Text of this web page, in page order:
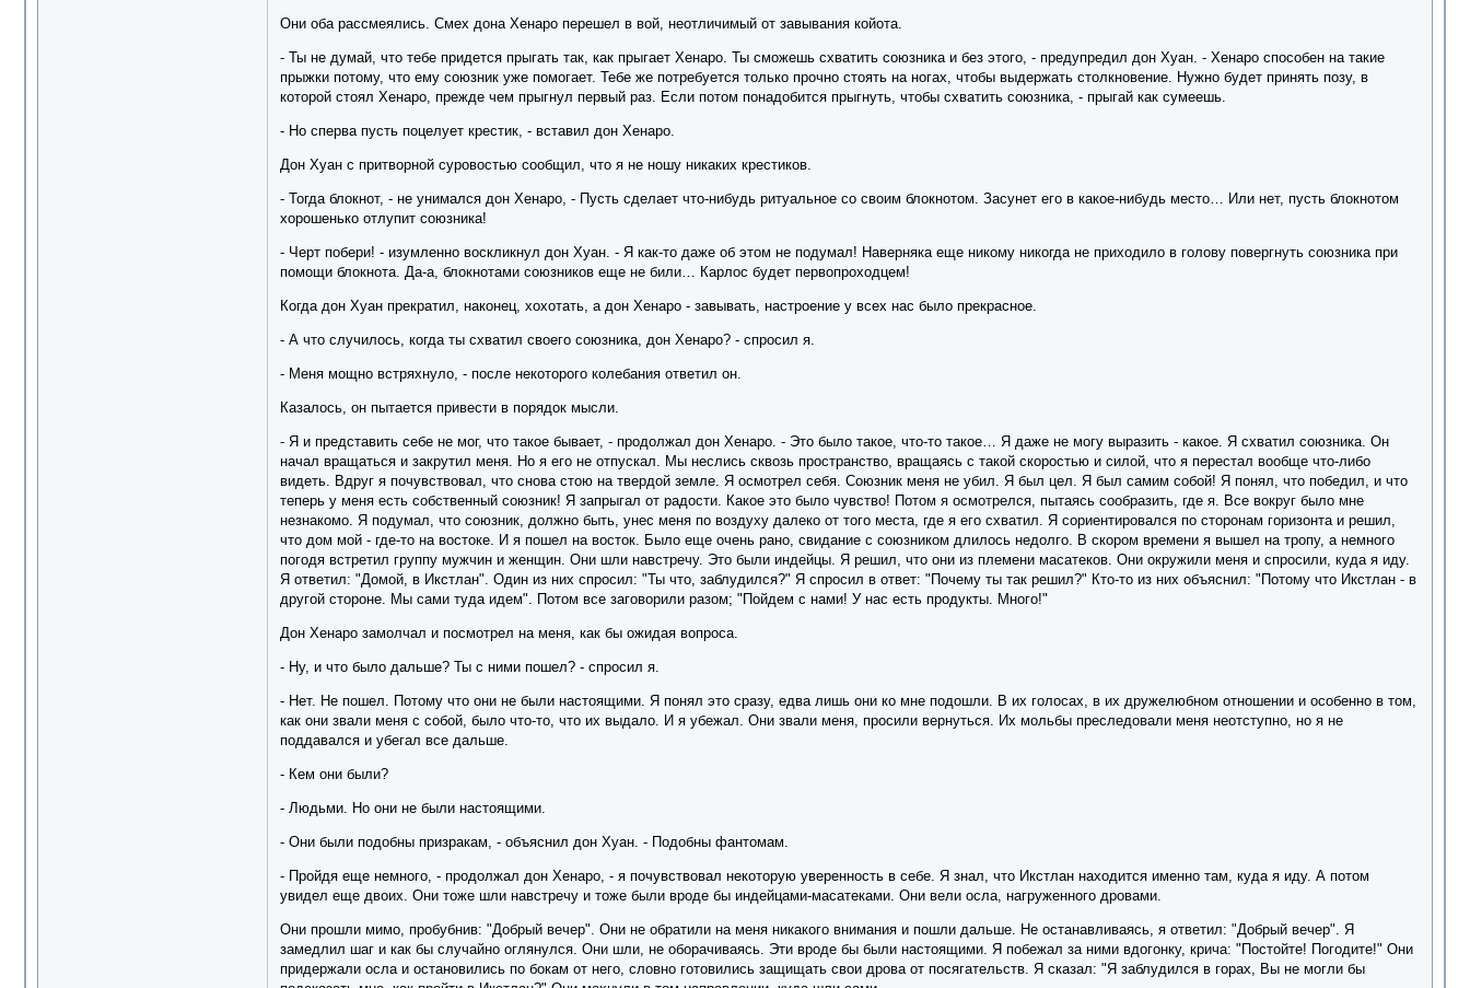
Они оба рассмеялись. Смех дона Хенаро перешел в вой, неотличимый от завывания койота.
- Ты не думай, что тебе придется прыгать так, как прыгает Хенаро. Ты сможешь схватить союзника и без этого, - предупредил дон Хуан. - Хенаро способен на такие
прыжки потому, что ему союзник уже помогает. Тебе же потребуется только прочно стоять на ногах, чтобы выдержать столкновение. Нужно будет принять позу, в
которой стоял Хенаро, прежде чем прыгнул первый раз. Если потом понадобится прыгнуть, чтобы схватить союзника, - прыгай как сумеешь.
- Но сперва пусть поцелует крестик, - вставил дон Хенаро.
Дон Хуан с притворной суровостью сообщил, что я не ношу никаких крестиков.
- Тогда блокнот, - не унимался дон Хенаро, - Пусть сделает что-нибудь ритуальное со своим блокнотом. Засунет его в какое-нибудь место… Или нет, пусть блокнотом
хорошенько отлупит союзника!
- Черт побери! - изумленно воскликнул дон Хуан. - Я как-то даже об этом не подумал! Наверняка еще никому никогда не приходило в голову повергнуть союзника при
помощи блокнота. Да-а, блокнотами союзников еще не били… Карлос будет первопроходцем!
Когда дон Хуан прекратил, наконец, хохотать, а дон Хенаро - завывать, настроение у всех нас было прекрасное.
- А что случилось, когда ты схватил своего союзника, дон Хенаро? - спросил я.
- Меня мощно встряхнуло, - после некоторого колебания ответил он.
Казалось, он пытается привести в порядок мысли.
- Я и представить себе не мог, что такое бывает, - продолжал дон Хенаро. - Это было такое, что-то такое… Я даже не могу выразить - какое. Я схватил союзника. Он
начал вращаться и закрутил меня. Но я его не отпускал. Мы неслись сквозь пространство, вращаясь с такой скоростью и силой, что я перестал вообще что-либо
видеть. Вдруг я почувствовал, что снова стою на твердой земле. Я осмотрел себя. Союзник меня не убил. Я был цел. Я был самим собой! Я понял, что победил, и что
теперь у меня есть собственный союзник! Я запрыгал от радости. Какое это было чувство! Потом я осмотрелся, пытаясь сообразить, где я. Все вокруг было мне
незнакомо. Я подумал, что союзник, должно быть, унес меня по воздуху далеко от того места, где я его схватил. Я сориентировался по сторонам горизонта и решил,
что дом мой - где-то на востоке. И я пошел на восток. Было еще очень рано, свидание с союзником длилось недолго. В скором времени я вышел на тропу, а немного
погодя встретил группу мужчин и женщин. Они шли навстречу. Это были индейцы. Я решил, что они из племени масатеков. Они окружили меня и спросили, куда я иду.
Я ответил: "Домой, в Икстлан". Один из них спросил: "Ты что, заблудился?" Я спросил в ответ: "Почему ты так решил?" Кто-то из них объяснил: "Потому что Икстлан - в
другой стороне. Мы сами туда идем". Потом все заговорили разом; "Пойдем с нами! У нас есть продукты. Много!"
Дон Хенаро замолчал и посмотрел на меня, как бы ожидая вопроса.
- Ну, и что было дальше? Ты с ними пошел? - спросил я.
- Нет. Не пошел. Потому что они не были настоящими. Я понял это сразу, едва лишь они ко мне подошли. В их голосах, в их дружелюбном отношении и особенно в том,
как они звали меня с собой, было что-то, что их выдало. И я убежал. Они звали меня, просили вернуться. Их мольбы преследовали меня неотступно, но я не
поддавался и убегал все дальше.
- Кем они были?
- Людьми. Но они не были настоящими.
- Они были подобны призракам, - объяснил дон Хуан. - Подобны фантомам.
- Пройдя еще немного, - продолжал дон Хенаро, - я почувствовал некоторую уверенность в себе. Я знал, что Икстлан находится именно там, куда я иду. А потом
увидел еще двоих. Они тоже шли навстречу и тоже были вроде бы индейцами-масатеками. Они вели осла, нагруженного дровами.
Они прошли мимо, пробубнив: "Добрый вечер". Они не обратили на меня никакого внимания и пошли дальше. Не останавливаясь, я ответил: "Добрый вечер". Я
замедлил шаг и как бы случайно оглянулся. Они шли, не оборачиваясь. Эти вроде бы были настоящими. Я побежал за ними вдогонку, крича: "Постойте! Погодите!" Они
придержали осла и остановились по бокам от него, словно готовились защищать свои дрова от посягательств. Я сказал: "Я заблудился в горах, Вы не могли бы